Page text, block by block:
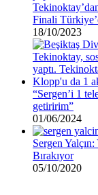
Finali
18/10/2023
“Sergen’i 1
getiririm”
01/06/2024
Sergen
Bırakıyor
05/10/2020